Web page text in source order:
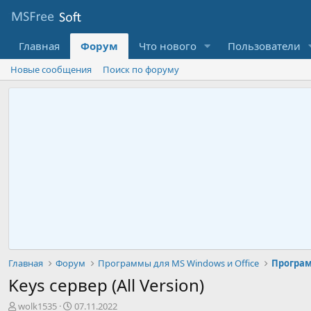
Главная Форум Что нового Пользователи
Новые сообщения Поиск по форуму
Главная Форум Программы для MS Windows и Office
Keys сервер (All Version)
А
wolk1535
Д
07.11.2022